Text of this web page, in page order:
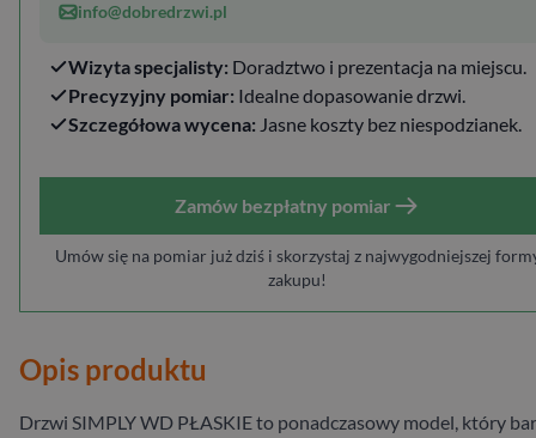
Wizyta specjalisty: Doradztwo i prezentacja na miejscu.
Precyzyjny pomiar: Idealne dopasowanie drzwi.
Szczegółowa wycena: Jasne koszty bez niespodzianek.
info@dobredrzwi.pl
Zamów bezpłatny pomiar
Umów się na pomiar już dziś i skorzystaj z najwygodniejszej
zakupu!
Opis produktu
Drzwi SIMPLY WD PŁASKIE to ponadczasowy model, który